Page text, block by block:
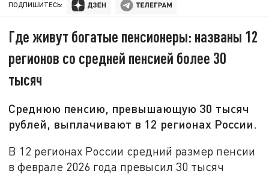
ПОДПИШИТЕСЬ:
Где живут богатые пенсионеры: названы 12
регионов со средней пенсией более 30
тысяч
Среднюю пенсию, превышающую 30 тысяч
рублей, выплачивают в 12 регионах России.
В 12 регионах России средний размер пенсии
в феврале 2026 года превысил 30 тысяч